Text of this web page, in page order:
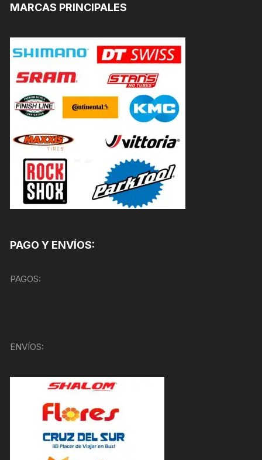
MARCAS PRINCIPALES
PAGO Y ENVÍOS:
PAGOS:
ENVÍOS: